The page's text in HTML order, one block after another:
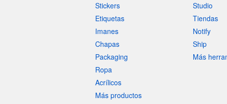
Stickers
Etiquetas
Imanes
Chapas
Packaging
Ropa
Acrílicos
Más productos
Studio
Tiendas
Notify
Ship
Más